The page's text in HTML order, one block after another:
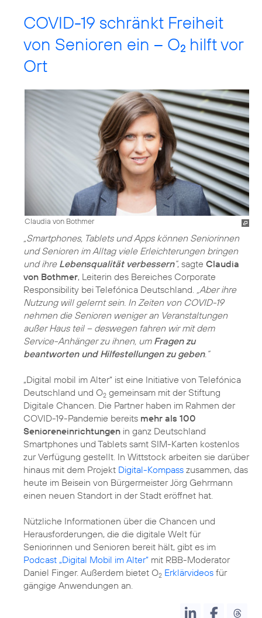
COVID-19 schränkt Freiheit
von Senioren ein – O2 hilft vor
Ort
Claudia von Bothmer
„Smartphones, Tablets und Apps können Seniorinnen
und Senioren im Alltag viele Erleichterungen bringen
und ihre Lebensqualität verbessern“, sagte Claudia
von Bothmer, Leiterin des Bereiches Corporate
Responsibility bei Telefónica Deutschland. „Aber ihre
Nutzung will gelernt sein. In Zeiten von COVID-19
nehmen die Senioren weniger an Veranstaltungen
außer Haus teil – deswegen fahren wir mit dem
Service-Anhänger zu ihnen, um Fragen zu
beantworten und Hilfestellungen zu geben.“
„Digital mobil im Alter“ ist eine Initiative von Telefónica
Deutschland und O2 gemeinsam mit der Stiftung
Digitale Chancen. Die Partner haben im Rahmen der
COVID-19-Pandemie bereits mehr als 100
Senioreneinrichtungen in ganz Deutschland
Smartphones und Tablets samt SIM-Karten kostenlos
zur Verfügung gestellt. In Wittstock arbeiten sie darüber
hinaus mit dem Projekt Digital-Kompass zusammen, das
heute im Beisein von Bürgermeister Jörg Gehrmann
einen neuen Standort in der Stadt eröffnet hat.
Nützliche Informationen über die Chancen und
Herausforderungen, die die digitale Welt für
Seniorinnen und Senioren bereit hält, gibt es im
Podcast „Digital Mobil im Alter“ mit RBB-Moderator
Daniel Finger. Außerdem bietet O2 Erklärvideos für